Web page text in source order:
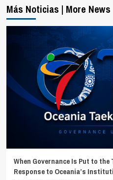
Más Noticias | More News
When Governance Is Put to the
Response to Oceania’s